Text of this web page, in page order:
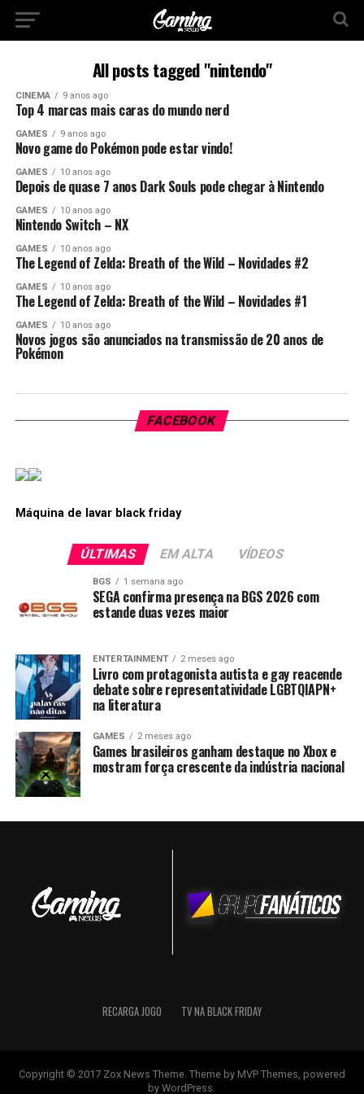
All posts tagged "nintendo"
CINEMA 9 anos ago
Top 4 marcas mais caras do mundo nerd
GAMES 9 anos ago
Novo game do Pokémon pode estar vindo!
GAMES 10 anos ago
Depois de quase 7 anos Dark Souls pode chegar à Nintendo
GAMES 10 anos ago
Nintendo Switch – NX
GAMES 10 anos ago
The Legend of Zelda: Breath of the Wild – Novidades #2
GAMES 10 anos ago
The Legend of Zelda: Breath of the Wild – Novidades #1
GAMES 10 anos ago
Novos jogos são anunciados na transmissão de 20 anos de
Pokémon
FACEBOOK
Máquina de lavar black friday
ÚLTIMAS EM ALTA VÍDEOS
BGS 1 semana ago
SEGA confirma presença na BGS 2026 com
estande duas vezes maior
ENTERTAINMENT 2 meses ago
Livro com protagonista autista e gay reacende
debate sobre representatividade LGBTQIAPN+
na literatura
GAMES 2 meses ago
Games brasileiros ganham destaque no Xbox e
mostram força crescente da indústria nacional
RECARGA JOGO TV NA BLACK FRIDAY
Copyright © 2017 Zox News Theme. Theme by MVP Themes, powered
by WordPress.